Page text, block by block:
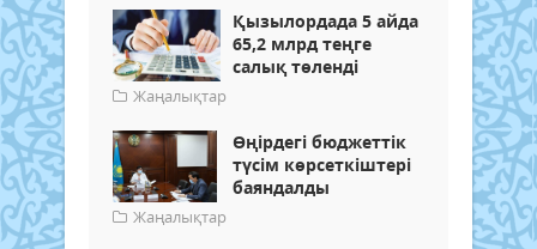
Қызылордада 5 айда
65,2 млрд теңге
салық төленді
Жаңалықтар
Өңірдегі бюджеттік
түсім көрсеткіштері
баяндалды
Жаңалықтар